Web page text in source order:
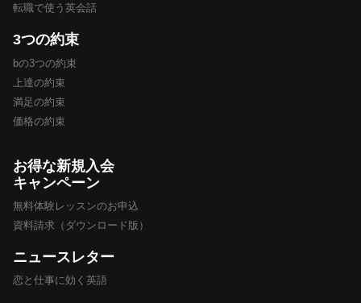
転職で使う英会話
3つの約束
bの3つの約束
上達の約束
満足の約束
価格の約束
お得な新規入会
キャンペーン
無料体験レッスンのお申込
資料請求（ダウンロード版）
ニュースレター
恋と仕事に効く英語